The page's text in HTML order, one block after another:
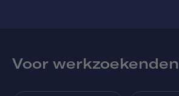
Voor werkzoekenden